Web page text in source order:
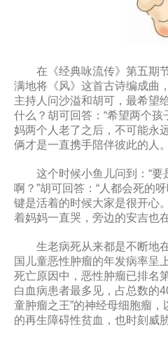
在《经典咏流传》第五期
满地将《风》这首古诗编成曲
主持人问沙溢和胡可，最希望
什么？胡可回答：“希望两个
妈两个人老了之后，不可能永
俩才是一直携手陪伴彼此的人
这个时候小鱼儿问到：“
啊？”胡可回答：“人都会死的
键是活着的时候大家是很开心
着妈妈一直哭，旁边的安吉也
生老病死从来都是不断地
国儿童恶性肿瘤的年发病率呈
死亡原因中，恶性肿瘤已排名
白血病患者最多见，占总数的
童肿瘤之王”的神经母细胞瘤
的再生障碍性贫血，也时刻威